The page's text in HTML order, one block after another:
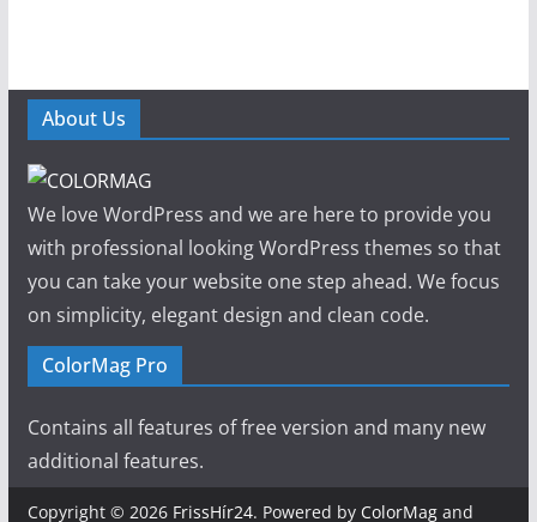
About Us
We love WordPress and we are here to provide you
with professional looking WordPress themes so that
you can take your website one step ahead. We focus
on simplicity, elegant design and clean code.
ColorMag Pro
Contains all features of free version and many new
additional features.
Copyright © 2026 FrissHír24. Powered by ColorMagand